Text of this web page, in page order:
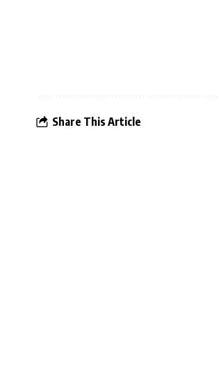
Share This Article